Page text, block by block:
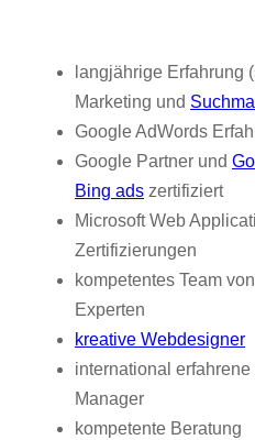
langjährige Erfahrung
Marketing und
Google AdWords
Google Partner und
Bing ads zertifiziert
Microsoft Web
Zertifizierungen
kompetentes Team
Experten
kreative Webdesigner
international
Manager
kompetente Beratung